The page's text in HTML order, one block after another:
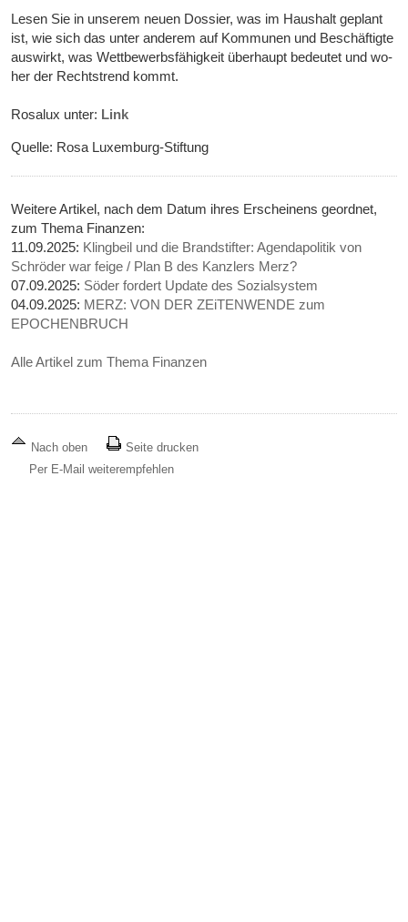
Lesen Sie in un­serem neuen Dos­sier, was im Haus­halt geplant
ist, wie sich das unter an­derem auf Kom­munen und Be­schäf­tigte
aus­wirkt, was Wett­be­werbs­fähig­keit über­haupt be­deu­tet und wo­
her der Rechts­trend kommt.
Rosalux unter: Link
Quelle: Rosa Luxemburg-Stiftung
Weitere Artikel, nach dem Datum ihres Erscheinens geordnet,
zum Thema Finanzen:
11.09.2025: Klingbeil und die Brandstifter: Agendapolitik von
Schröder war feige / Plan B des Kanzlers Merz?
07.09.2025: Söder fordert Update des Sozialsystem
04.09.2025: MERZ: VON DER ZEiTENWENDE zum
EPOCHENBRUCH
Alle Artikel zum Thema Finanzen
Nach oben
Seite drucken
Per E-Mail weiterempfehlen